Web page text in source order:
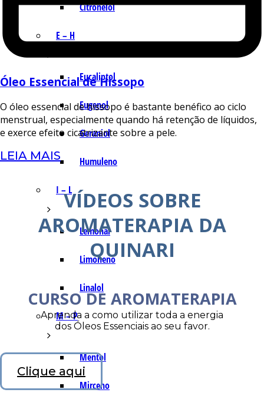
Citronelol
E – H
Eucaliptol
Eugenol
Geraniol
Humuleno
I – L
Lemonal
Limoneno
Linalol
M – P
Mentol
Mirceno
Óleo Essencial de Hissopo
O óleo essencial de hissopo é bastante benéfico ao ciclo
menstrual, especialmente quando há retenção de líquidos,
e exerce efeito cicatrizante sobre a pele.
LEIA MAIS
VÍDEOS SOBRE
AROMATERAPIA DA
QUINARI
CURSO DE AROMATERAPIA
Aprenda a como utilizar toda a energia
dos Óleos Essenciais ao seu favor.
Clique aqui